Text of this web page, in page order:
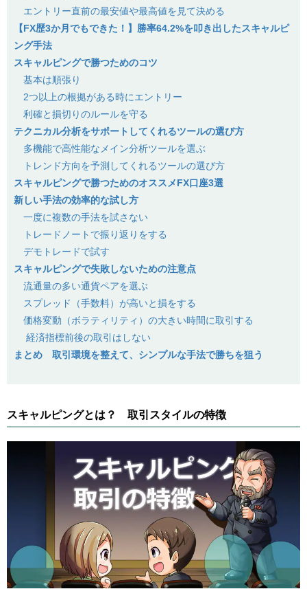
エントリー直前の最安値や最高値を見て決める
【FX歴3か月でもできた！】勝率64.2%を叩き出したスキャルピ
ング手法
スキャルピングで勝つためのコツ
基本は順張り
2つ以上の根拠がある時にエントリー
利確と損切りのルールを守る
テクニカル分析をサポートしてくれるツールの選び方
多機能で高性能なメイン分析ツールを選ぶ
トレンド方向を予測してくれるツールの選び方
スキャルピングで勝つためのオススメFX口座3選
新しい手法の効率的な試し方
一度に複数の手法を試さない
トレードノートで振り返りをする
デモトレードで試す
スキャルピングで失敗しないための注意点
流通量の多い通貨ペアを選ぶ
スプレッド（手数料）が高いと損をする
価格変動（ボラティリティ）の大きい時間に取引する
経済指標前後の取引はしない
まとめ 取引環境を整えて、シンプルな手法で勝ちを狙う
スキャルピングとは？ 取引スタイルの特徴